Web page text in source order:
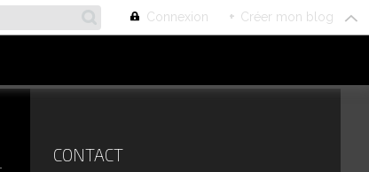
Connexion + Créer mon blog
CONTACT